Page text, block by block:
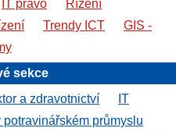
IT právo
Řízení
Trendy ICT
GIS -
sekce
a zdravotnictví
IT
potravinářském průmyslu